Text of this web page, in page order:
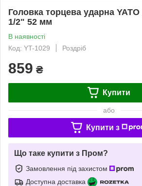
Головка торцева ударна
1/2" 52 мм
В наявності
Код: YT-1029
Роздріб
859 ₴
Купити
або
Купити з
Що таке купити з Пром?
Замовлення під захистом
Доступна доставка